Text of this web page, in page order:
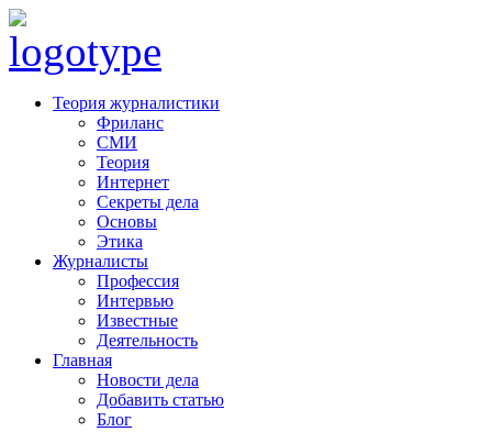
Теория журналистики
Фриланс
СМИ
Теория
Интернет
Секреты дела
Основы
Этика
Журналисты
Профессия
Интервью
Известные
Деятельность
Главная
Новости дела
Добавить статью
Блог